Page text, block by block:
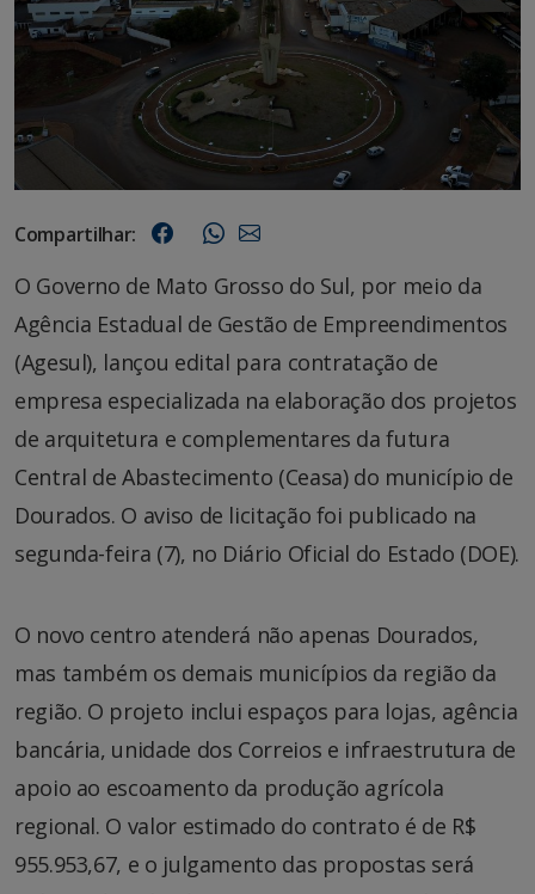
Compartilhar:
O Governo de Mato Grosso do Sul, por meio da
Agência Estadual de Gestão de Empreendimentos
(Agesul), lançou edital para contratação de
empresa especializada na elaboração dos projetos
de arquitetura e complementares da futura
Central de Abastecimento (Ceasa) do município de
Dourados. O aviso de licitação foi publicado na
segunda-feira (7), no Diário Oficial do Estado (DOE).
O novo centro atenderá não apenas Dourados,
mas também os demais municípios da região da
região. O projeto inclui espaços para lojas, agência
bancária, unidade dos Correios e infraestrutura de
apoio ao escoamento da produção agrícola
regional. O valor estimado do contrato é de R$
955.953,67, e o julgamento das propostas será